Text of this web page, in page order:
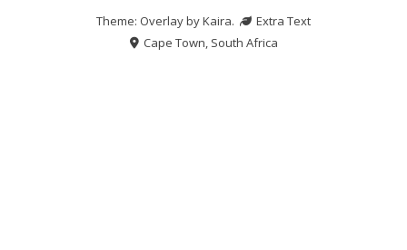
Theme: Overlay byKaira.
Extra Text
Cape Town, South Africa